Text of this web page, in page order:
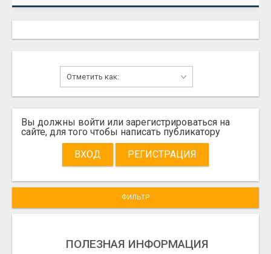
Вы должны войти или зарегистрироваться на
сайте, для того чтобы написать публикатору
ВХОД
РЕГИСТРАЦИЯ
ФИЛЬТР
ПОЛЕЗНАЯ ИНФОРМАЦИЯ